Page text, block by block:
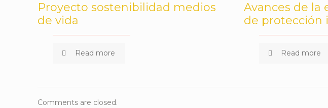
Proyecto sostenibilidad medios
de vida
Read more
Avances de la
de protección
Read more
Comments are closed.